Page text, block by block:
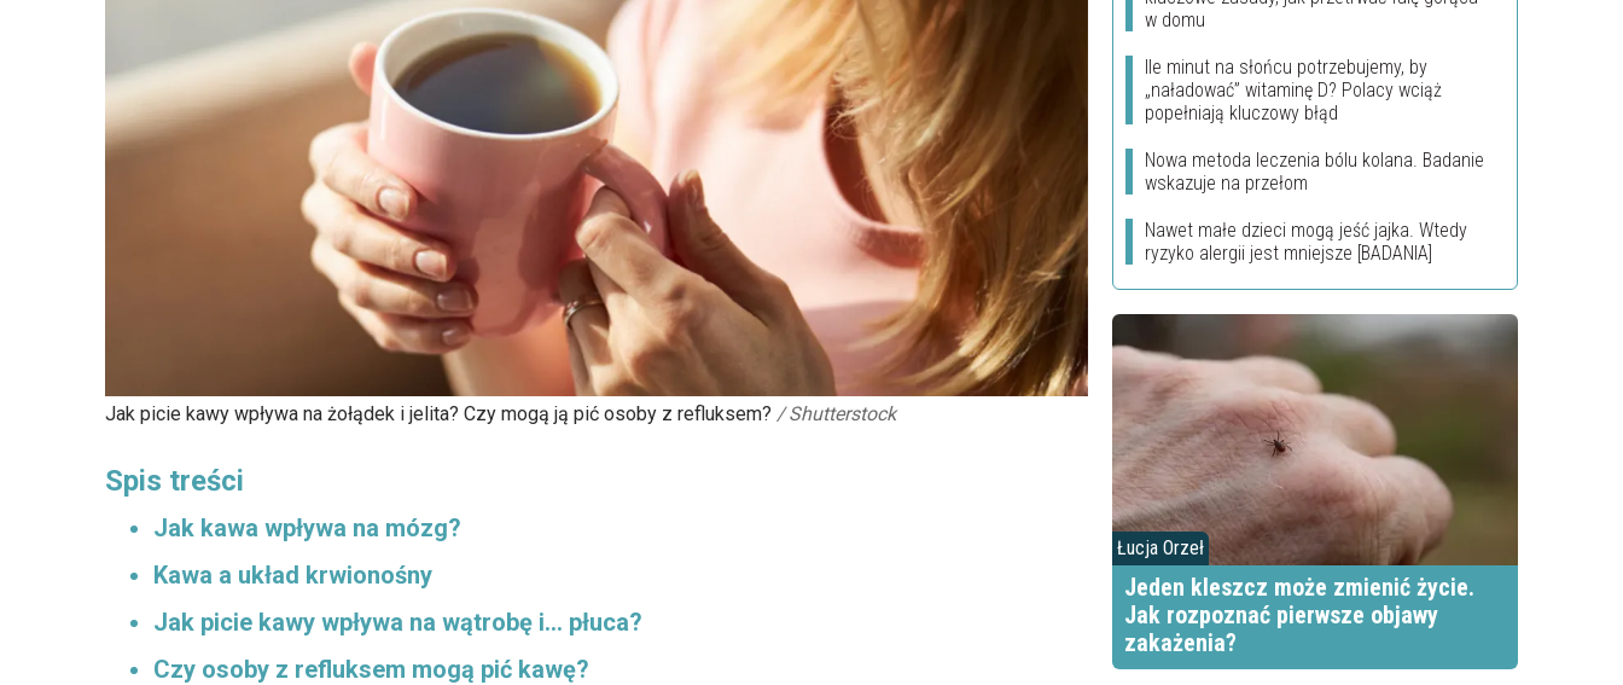
Jak picie kawy wpływa na żołądek i jelita? Czy mogą ją pić osoby z refluksem? / Shutterstock
Spis treści
Jak kawa wpływa na mózg?
Kawa a układ krwionośny
Jak picie kawy wpływa na wątrobę i… płuca?
Czy osoby z refluksem mogą pić kawę?
w domu
Ile minut na słońcu potrzebujemy, by
„naładować” witaminę D? Polacy wciąż
popełniają kluczowy błąd
Nowa metoda leczenia bólu kolana. Badanie
wskazuje na przełom
Nawet małe dzieci mogą jeść jajka. Wtedy
ryzyko alergii jest mniejsze [BADANIA]
Łucja Orzeł
Jeden kleszcz może zmienić życie.
Jak rozpoznać pierwsze objawy
zakażenia?